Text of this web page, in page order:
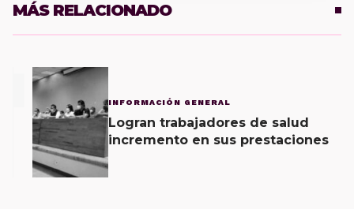
MÁS RELACIONADO
INFORMACIÓN GENERAL
Logran trabajadores de salud
incremento en sus prestaciones